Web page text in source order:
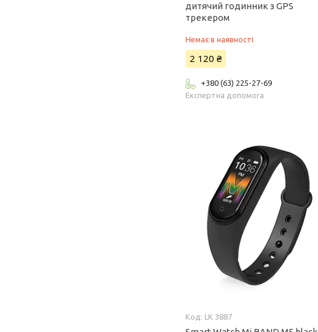
дитячий годинник з GPS
трекером
Немає в наявності
2 120 ₴
+380 (63) 225-27-69
Експертна допомога
LK 3887